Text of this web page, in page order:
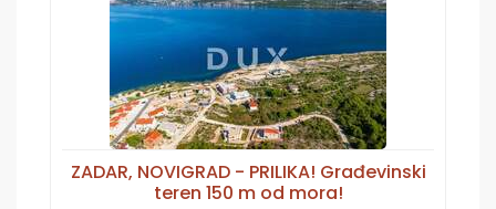
ZADAR, NOVIGRAD - PRILIKA! Građevinski
teren 150 m od mora!